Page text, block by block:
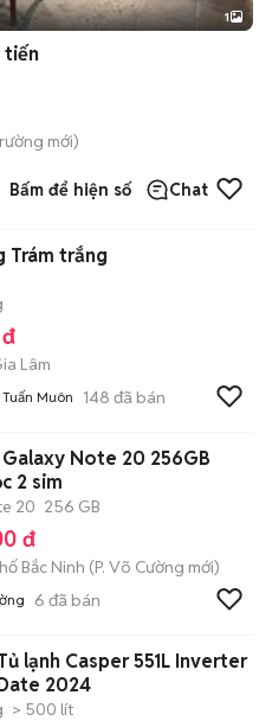
1
tiến
mới)
bán
Bấm để hiện số Chat
Trám trắng
Lâm
Muôn 148 đã bán
Galaxy Note 20 256GB
2 sim
20 256 GB
đ
Bắc Ninh (P. Võ Cường mới)
6 đã bán
lạnh Casper 551L Inverter
2024
> 500 lít